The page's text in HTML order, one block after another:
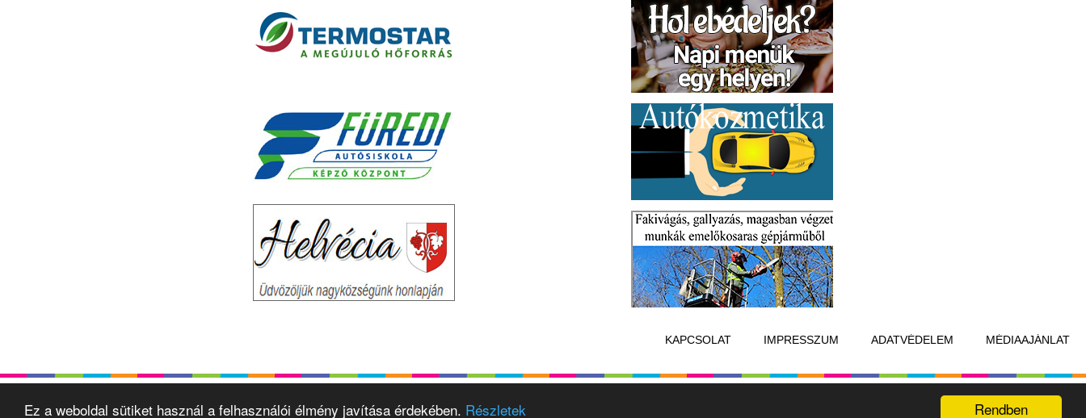
Rendben
Ez a weboldal sütiket használ a felhasználói élmény javítása érdekében. Részletek
KAPCSOLAT IMPRESSZUM ADATVÉDELEM MÉDIAAJÁNLAT